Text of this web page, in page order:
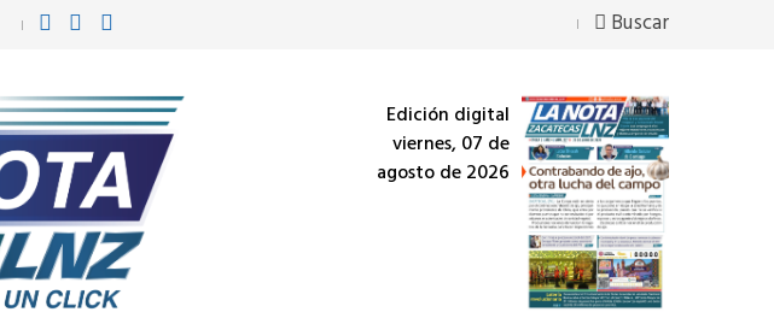
Buscar
Edición digital
viernes, 07 de
agosto de 2026